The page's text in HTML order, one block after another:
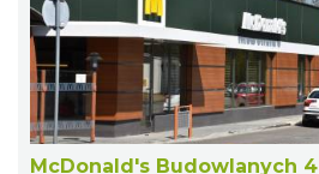
McDonald's Budowlanych 4